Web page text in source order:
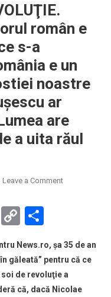
român e
s-a
e un
noastre
ar
are
a uita răul
Leave a Commenton
LA
REVOLUŢIE.
Mircea
Dinescu:
Copy
News.ro, şa 35 de an
găleată” pentru că ce
de revoluţie a
că, dacă Nicolae